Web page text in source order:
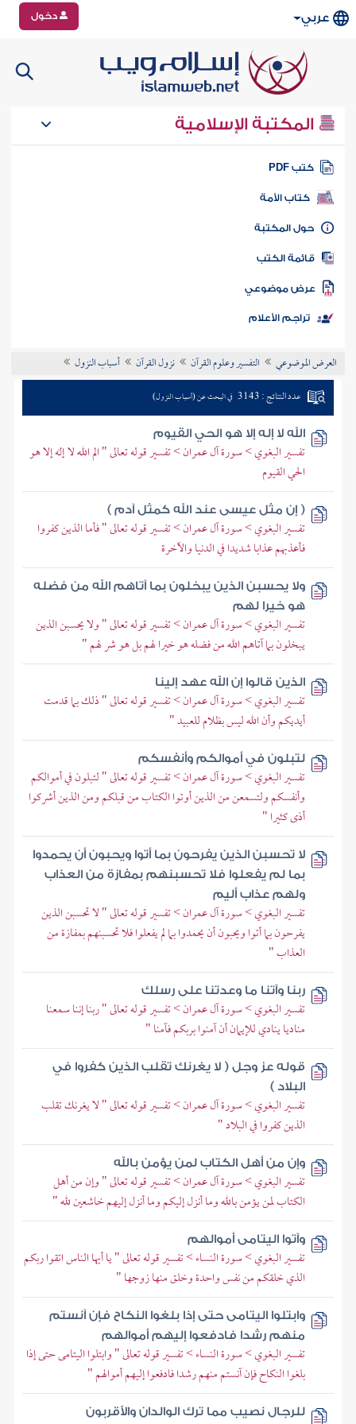
عربي دخول
المكتبة الإسلامية
كتب PDF
كتاب الأمة
المكتبة
الكتب
موضوعي
تراجم الأعلام
العرض الموضوعي التفسير وعلوم القرآن نزول القرآن أسباب النزول
عدد النتائج : 3143 في البحث عن (أسباب النزول)
الله لا إله إلا هو الحي القيوم
تفسير البغوي > سورة آل عمران > تفسير قوله تعالى " الم الله لا إله إلا هو
الحي القيوم
( إن مثل عيسى عند الله كمثل آدم )
تفسير البغوي > سورة آل عمران > تفسير قوله تعالى " فأما الذين كفروا
فأعذبهم عذابا شديدا في الدنيا والآخرة
ولا يحسبن الذين يبخلون بما آتاهم الله من فضله
هو خيرا لهم
تفسير البغوي > سورة آل عمران > تفسير قوله تعالى " ولا يحسبن الذين
يبخلون بما آتاهم الله من فضله هو خيرا لهم بل هو شر لهم "
الذين قالوا إن الله عهد إلينا
تفسير البغوي > سورة آل عمران > تفسير قوله تعالى " ذلك بما قدمت
أيديكم وأن الله ليس بظلام للعبيد "
لتبلون في أموالكم وأنفسكم
تفسير البغوي > سورة آل عمران > تفسير قوله تعالى " لتبلون في أموالكم
وأنفسكم ولتسمعن من الذين أوتوا الكتاب من قبلكم ومن الذين أشركوا
أذى كثيرا "
لا تحسبن الذين يفرحون بما أتوا ويحبون أن يحمدوا
بما لم يفعلوا فلا تحسبنهم بمفازة من العذاب
ولهم عذاب أليم
تفسير البغوي > سورة آل عمران > تفسير قوله تعالى " لا تحسبن الذين
يفرحون بما أتوا ويحبون أن يحمدوا بما لم يفعلوا فلا تحسبنهم بمفازة من
العذاب "
ربنا وآتنا ما وعدتنا على رسلك
تفسير البغوي > سورة آل عمران > تفسير قوله تعالى " ربنا إننا سمعنا
مناديا ينادي للإيمان أن آمنوا بربكم فآمنا "
قوله عز وجل ( لا يغرنك تقلب الذين كفروا في
البلاد )
تفسير البغوي > سورة آل عمران > تفسير قوله تعالى " لا يغرنك تقلب
الذين كفروا في البلاد "
وإن من أهل الكتاب لمن يؤمن بالله
تفسير البغوي > سورة آل عمران > تفسير قوله تعالى " وإن من أهل
الكتاب لمن يؤمن بالله وما أنزل إليكم وما أنزل إليهم خاشعين لله "
وآتوا اليتامى أموالهم
تفسير البغوي > سورة النساء > تفسير قوله تعالى " يا أيها الناس اتقوا ربكم
الذي خلقكم من نفس واحدة وخلق منها زوجها "
وابتلوا اليتامى حتى إذا بلغوا النكاح فإن آنستم
منهم رشدا فادفعوا إليهم أموالهم
تفسير البغوي > سورة النساء > تفسير قوله تعالى " وابتلوا اليتامى حتى إذا
بلغوا النكاح فإن آنستم منهم رشدا فادفعوا إليهم أموالهم "
للرجال نصيب مما ترك الوالدان والأقربون